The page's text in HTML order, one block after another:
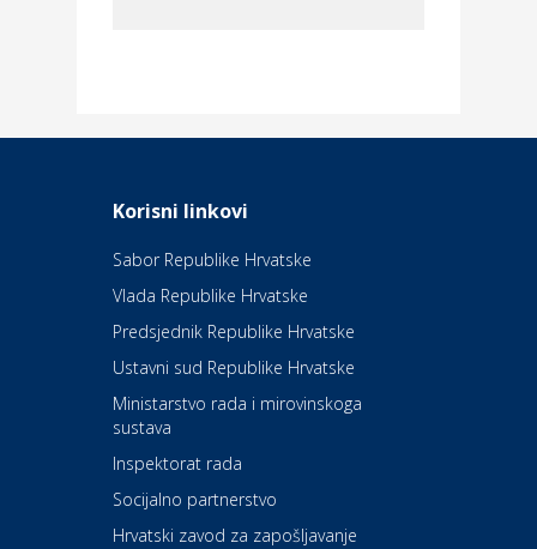
Daruvarske toplice – ljekovita
Kultura i edukacija
Kazalište Kerempuh
Kultura i edukacija
Kazalište ZKM
Auto-moto i tehnika
Korisni linkovi
Sabor Republike Hrvatske
Vlada Republike Hrvatske
Predsjednik Republike Hrvatske
Ustavni sud Republike Hrvatske
Ministarstvo rada i mirovinskoga
sustava
Inspektorat rada
Socijalno partnerstvo
Hrvatski zavod za zapošljavanje